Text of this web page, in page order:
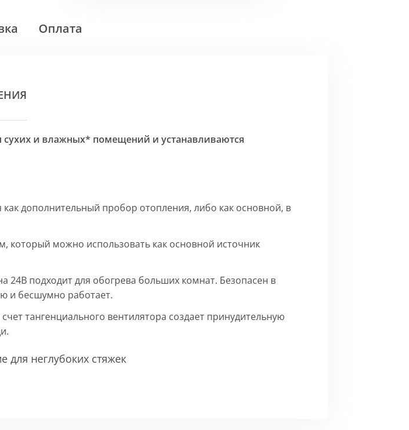
Оплата
сухих и влажных* помещений и устанавливаются
дополнительный пробор отопления, либо как основной, в
можно использовать как основной источник
24В подходит для обогрева больших комнат. Безопасен в
и бесшумно работает.
тангенциального вентилятора создает принудительную
неглубоких стяжек